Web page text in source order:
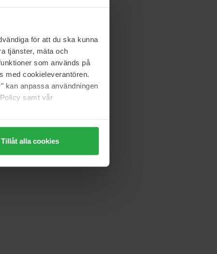
för att du ska kunna
tjänster, mäta och
som används på
med cookieleverantören.
kan anpassa användningen
samt vår
Tillåt alla cookies